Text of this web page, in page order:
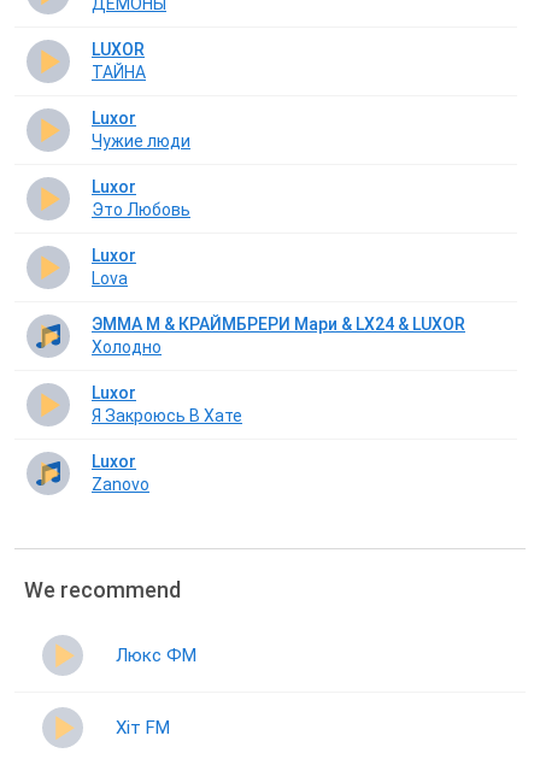
ДЕМОНЫ
LUXOR
ТАЙНА
Luxor
Чужие люди
Luxor
Это Любовь
Luxor
Lova
ЭММА М & КРАЙМБРЕРИ Мари & LX24 & LUXOR
Холодно
Luxor
Я Закроюсь В Хате
Luxor
Zanovo
We recommend
Люкс ФМ
Хіт FM